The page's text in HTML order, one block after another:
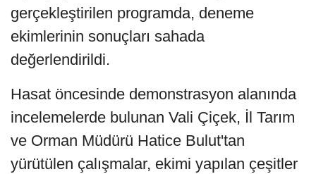
gerçekleştirilen programda, deneme
ekimlerinin sonuçları sahada
değerlendirildi.
Hasat öncesinde demonstrasyon alanında
incelemelerde bulunan Vali Çiçek, İl Tarım
ve Orman Müdürü Hatice Bulut'tan
yürütülen çalışmalar, ekimi yapılan çeşitler